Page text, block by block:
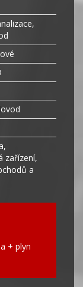
zařízení,
a
+ plyn